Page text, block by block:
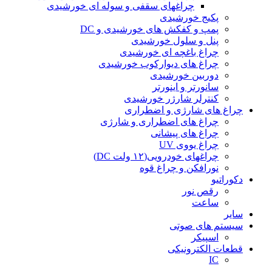
چراغهای سقفی و سوله ای خورشیدی
پکیج خورشیدی
پمپ و کفکش های خورشیدی و DC
پنل و سلول خورشیدی
چراغ باغچه ای خورشیدی
چراغ های دیوارکوب خورشیدی
دوربین خورشیدی
سانورتر و اینورتر
کنترلر شارژر خورشیدی
چراغ های شارژی و اضطراری
چراغ های اضطراری و شارژی
چراغ های پیشانی
چراغ یووی UV
چراغهای خودرویی(۱۲ ولت DC)
نورافکن و چراغ قوه
دکوراتیو
رقص نور
ساعت
سایر
سیستم های صوتی
اسپیکر
قطعات الکترونیکی
IC